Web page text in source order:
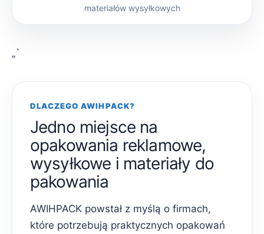
materiałów wysyłkowych
„`
DLACZEGO AWIHPACK?
Jedno miejsce na
opakowania reklamowe,
wysyłkowe i materiały do
pakowania
AWIHPACK powstał z myślą o firmach,
które potrzebują praktycznych opakowań